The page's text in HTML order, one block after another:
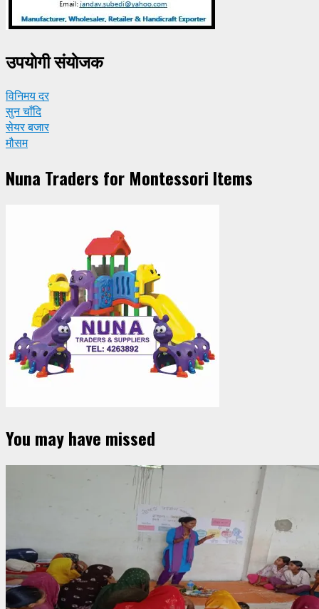
उपयाेगी संयाेजक
विनिमय दर
सुन चाँदि
सेयर बजार
मौसम
Nuna Traders for Montessori Items
You may have missed